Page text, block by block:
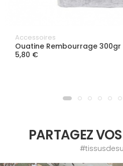
Accessoires
Ouatine Rembourrage 300gr
5,80 €
PARTAGEZ